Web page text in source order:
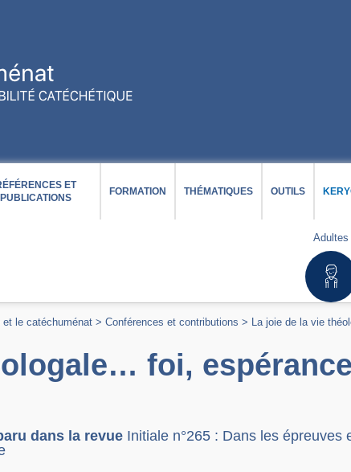
ET
PUBLICATIONS
FORMATION THÉMATIQUES OUTILS
Adultes
le catéchuménat > Conférences et contributions > La joie de la vie
foi,
dans la revue Initiale n°265 : Dans les épreuves